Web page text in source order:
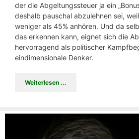
der die Abgeltungssteuer ja ein
deshalb pauschal abzulehnen sei,
weniger als 45% anhören. Und da
das erkennen kann, eignet sich die
hervorragend als politischer
eindimensionale Denker.
Weiterlesen ...